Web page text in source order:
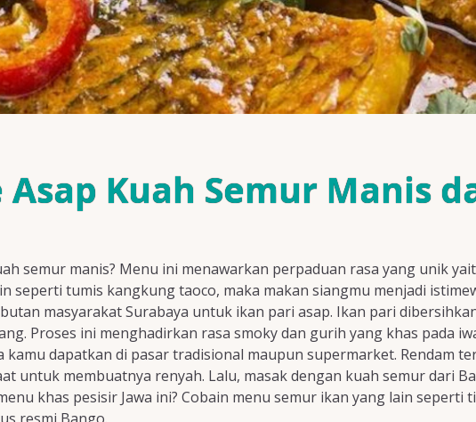
Asap Kuah Semur Manis
semur manis? Menu ini menawarkan perpaduan rasa yang unik
seperti tumis kangkung taoco, maka makan siangmu menjadi
masyarakat Surabaya untuk ikan pari asap. Ikan pari
Proses ini menghadirkan rasa smoky dan gurih yang khas pada
kamu dapatkan di pasar tradisional maupun supermarket. Rendam
untuk membuatnya renyah. Lalu, masak dengan kuah semur dari
khas pesisir Jawa ini? Cobain menu semur ikan yang lain